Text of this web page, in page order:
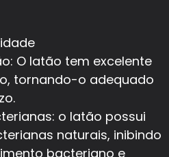
O latão tem excelente
tornando-o adequado
o latão possui
naturais, inibindo
bacteriano e